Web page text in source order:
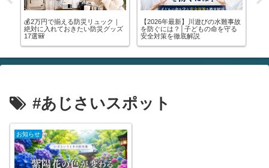
💰2万円で揃える防災リュック｜
絶対に入れておきたい防災グッズ
17選🎒
【2026年最新】川遊びの水難事故
を防ぐには？│子どもの命を守る
安全対策を徹底解説
#あじさいスポット
お知らせ